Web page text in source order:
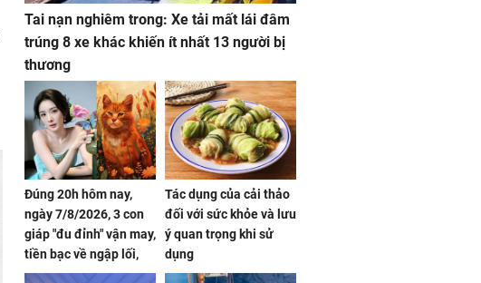
Tai nạn nghiêm trong: Xe tải mất lái đâm
trúng 8 xe khác khiến ít nhất 13 người bị
thương
Đúng 20h hôm nay,
ngày 7/8/2026, 3 con
giáp "đu đỉnh" vận may,
tiền bạc về ngập lối,
đón lộc ấm no, tình
Tác dụng của cải thảo
đối với sức khỏe và lưu
ý quan trọng khi sử
dụng